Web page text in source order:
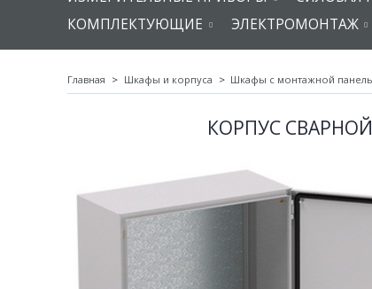
КОМПЛЕКТУЮЩИЕ
ЭЛЕКТРОМОНТАЖ
Главная Шкафы и корпуса Шкафы с монтажной
КОРПУС